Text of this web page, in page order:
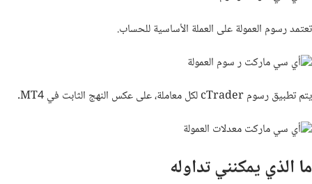
تعتمد رسوم العمولة على العملة الأساسية للحساب.
يتم تطبيق رسومcTraderلكل معاملة، على عكس النهج الثابت فيMT4
.
ما الذي يمكنني تداوله